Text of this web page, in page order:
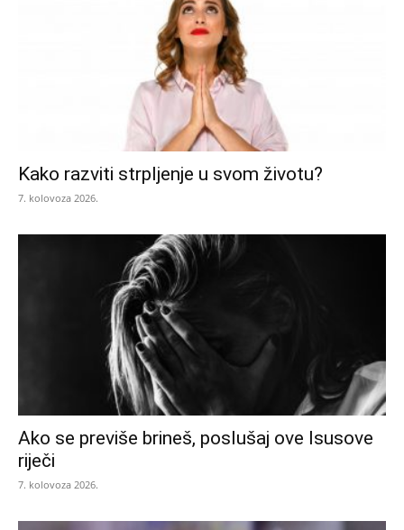
Kako razviti strpljenje u svom životu?
7. kolovoza 2026.
Ako se previše brineš, poslušaj ove Isusove
riječi
7. kolovoza 2026.